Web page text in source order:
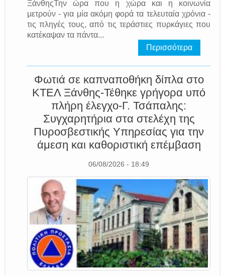
ΞάνθηςΤην ώρα που η χώρα και η κοινωνία
μετρούν - για μία ακόμη φορά τα τελευταία χρόνια -
τις πληγές τους, από τις τεράστιες πυρκάγιες που
κατέκαψαν τα πάντα...
Περισσότερα
Φωτιά σε καπναποθήκη δίπλα στο
ΚΤΕΛ Ξάνθης-Τέθηκε γρήγορα υπό
πλήρη έλεγχο-Γ. Τσάπαλης:
Συγχαρητήρια στα στελέχη της
Πυροσβεστικής Υπηρεσίας για την
άμεση και καθοριστική επέμβαση
06/08/2026 - 18:49